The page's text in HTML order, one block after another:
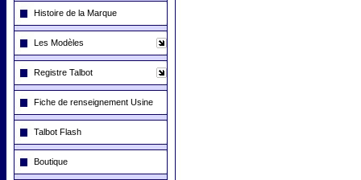
Histoire de la Marque
Les Modèles
Registre Talbot
Fiche de renseignement Usine
Talbot Flash
Boutique